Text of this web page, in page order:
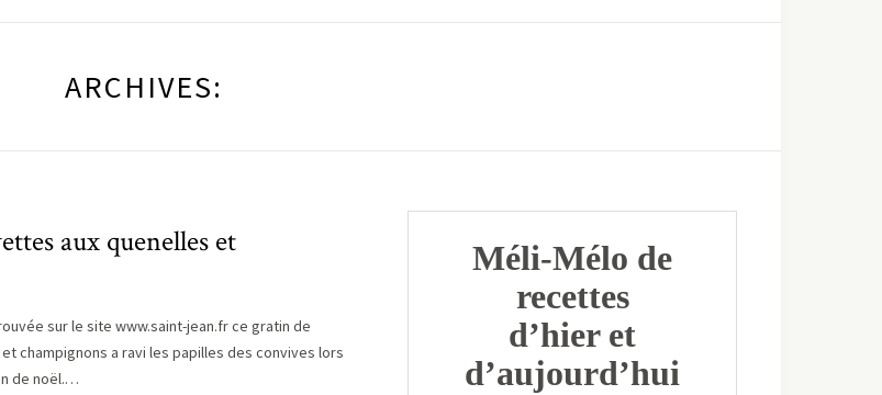
ARCHIVES:
aux quenelles et
sur le site www.saint-jean.fr ce gratin de
champignons a ravi les papilles des convives lors
de noël.…
Méli-Mélo de
recettes
d’hier et
d’aujourd’hui